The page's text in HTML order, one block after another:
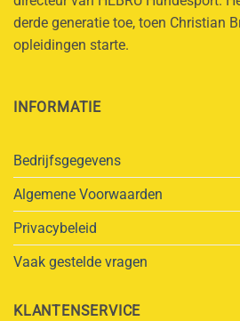
derde generatie toe, toen Christian
opleidingen starte.
INFORMATIE
Bedrijfsgegevens
Algemene Voorwaarden
Privacybeleid
Vaak gestelde vragen
KLANTENSERVICE